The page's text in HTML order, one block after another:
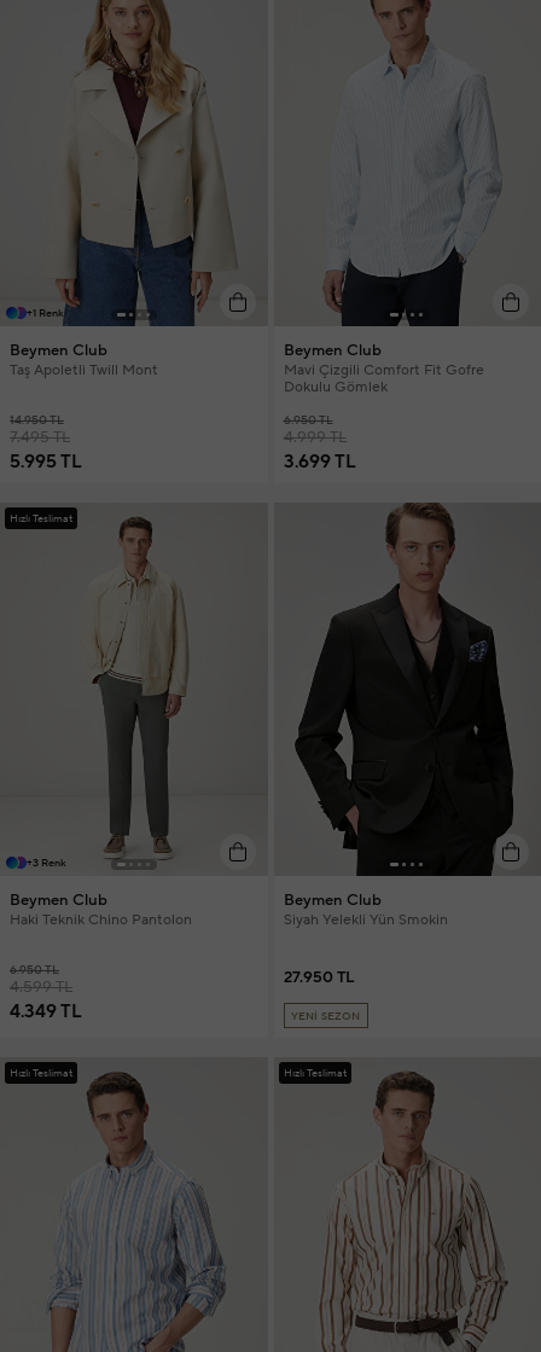
+1 Renk
Beymen Club
Taş Apoletli Twill Mont
14.950 TL
7.495 TL
5.995 TL
Beymen Club
Mavi Çizgili Comfort Fit Gofre
Dokulu Gömlek
6.950 TL
4.999 TL
3.699 TL
Hızlı Teslimat
+3 Renk
Beymen Club
Haki Teknik Chino Pantolon
6.950 TL
4.599 TL
4.349 TL
Beymen Club
Siyah Yelekli Yün Smokin
27.950 TL
YENİ SEZON
Hızlı Teslimat Hızlı Teslimat